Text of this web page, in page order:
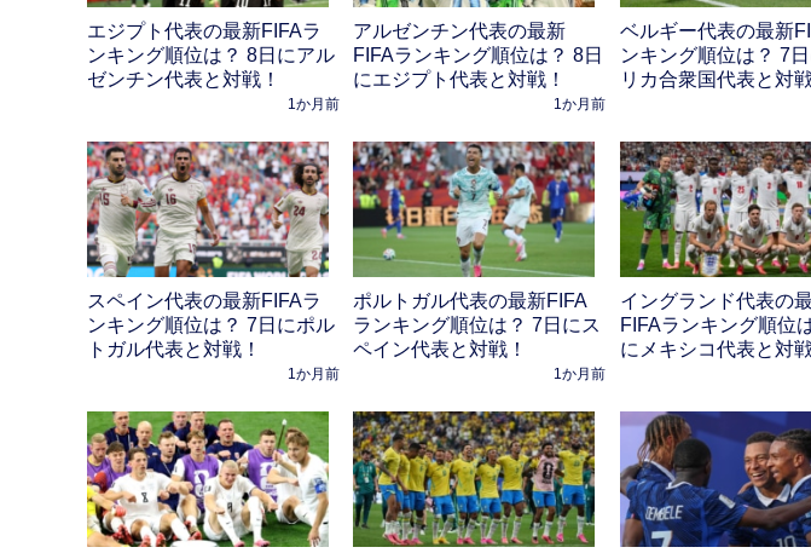
エジプト代表の最新FIFAラ
ンキング順位は？ 8日にアル
ゼンチン代表と対戦！
1か月前
アルゼンチン代表の最新
FIFAランキング順位は？ 8日
にエジプト代表と対戦！
1か月前
ベルギー代表の最新
ンキング順位は？ 7
リカ合衆国代表と対戦
スペイン代表の最新FIFAラ
ンキング順位は？ 7日にポル
トガル代表と対戦！
1か月前
ポルトガル代表の最新FIFA
ランキング順位は？ 7日にス
ペイン代表と対戦！
1か月前
イングランド代表の
FIFAランキング順位
にメキシコ代表と対戦